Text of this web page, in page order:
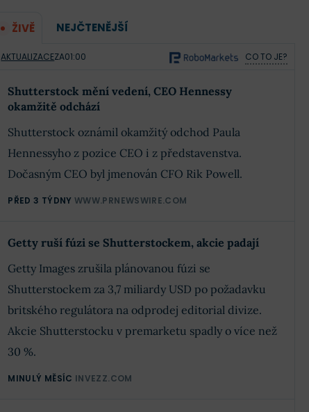
ŽIVĚ NEJČTENĚJŠÍ
AKTUALIZACEZA01:00 CO TO JE?
Shutterstock mění vedení, CEO Hennessy
okamžitě odchází
Shutterstock oznámil okamžitý odchod Paula
Hennessyho z pozice CEO i z představenstva.
Dočasným CEO byl jmenován CFO Rik Powell.
PŘED 3 TÝDNY WWW.PRNEWSWIRE.COM
Getty ruší fúzi se Shutterstockem, akcie padají
Getty Images zrušila plánovanou fúzi se
Shutterstockem za 3,7 miliardy USD po požadavku
britského regulátora na odprodej editorial divize.
Akcie Shutterstocku v premarketu spadly o více než
30 %.
MINULÝ MĚSÍC INVEZZ.COM